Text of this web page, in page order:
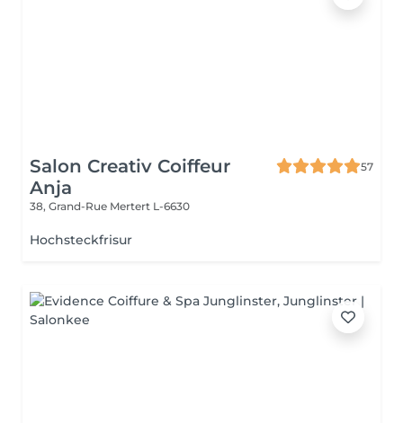
Salon Creativ Coiffeur
Anja
57
38, Grand-Rue Mertert L-6630
Hochsteckfrisur